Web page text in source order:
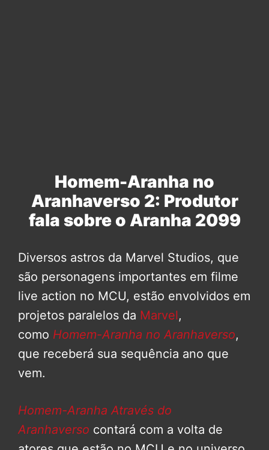
Homem-Aranha no
Aranhaverso 2: Produtor
fala sobre o Aranha 2099
Diversos astros da Marvel Studios, que
são personagens importantes em filme
live action no MCU, estão envolvidos em
projetos paralelos da Marvel,
como Homem-Aranha no Aranhaverso,
que receberá sua sequência ano que
vem.
Homem-Aranha Através do
Aranhaverso contará com a volta de